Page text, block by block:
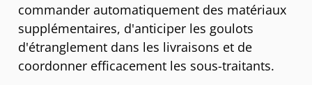
commander automatiquement des matériaux
supplémentaires, d'anticiper les goulots
d'étranglement dans les livraisons et de
coordonner efficacement les sous-traitants.